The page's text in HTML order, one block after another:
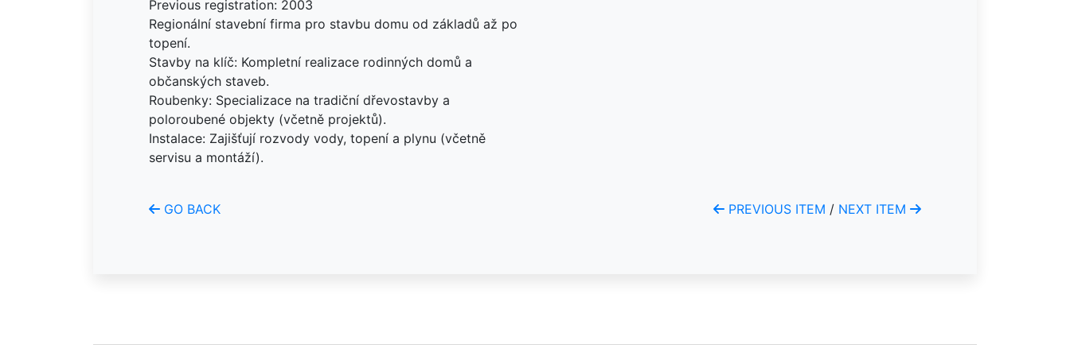
Previous registration: 2003
Regionální stavební firma pro stavbu domu od základů až po
topení.
Stavby na klíč: Kompletní realizace rodinných domů a
občanských staveb.
Roubenky: Specializace na tradiční dřevostavby a
poloroubené objekty (včetně projektů).
Instalace: Zajišťují rozvody vody, topení a plynu (včetně
servisu a montáží).
GO BACK PREVIOUS ITEM / NEXT ITEM